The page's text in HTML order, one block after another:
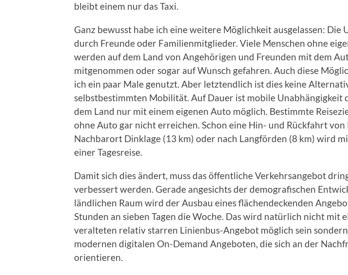
bleibt einem nur das Taxi.
Ganz bewusst habe ich eine weitere Möglichkeit ausgelassen: Die
durch Freunde oder Familienmitglieder. Viele Menschen ohne
werden auf dem Land von Angehörigen und Freunden mit dem
mitgenommen oder sogar auf Wunsch gefahren. Auch diese
ich ein paar Male genutzt. Aber letztendlich ist dies keine
selbstbestimmten Mobilität. Auf Dauer ist mobile Unabhängigkeit
dem Land nur mit einem eigenen Auto möglich. Bestimmte
ohne Auto gar nicht erreichen. Schon eine Hin- und Rückfahrt von
Nachbarort Dinklage (13 km) oder nach Langförden (8 km) wird
einer Tagesreise.
Damit sich dies ändert, muss das öffentliche Verkehrsangebot
verbessert werden. Gerade angesichts der demografischen
ländlichen Raum wird der Ausbau eines flächendeckenden
Stunden an sieben Tagen die Woche. Das wird natürlich nicht mit
veralteten relativ starren Linienbus-Angebot möglich sein
modernen digitalen On-Demand Angeboten, die sich an der
orientieren.